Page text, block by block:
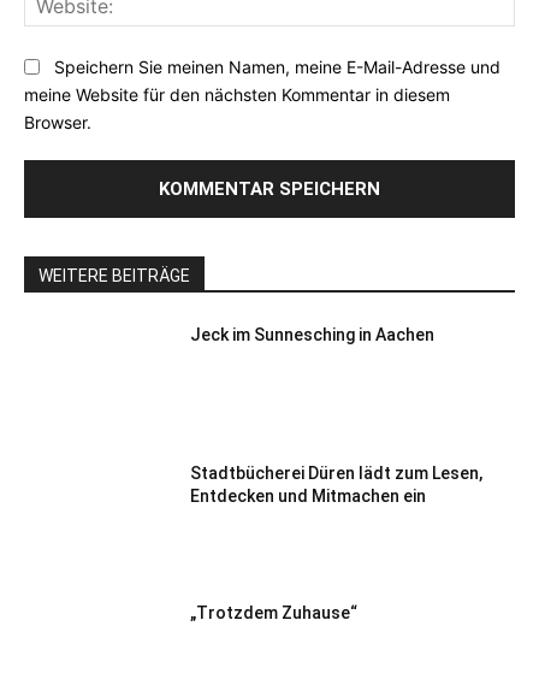
Speichern Sie meinen Namen, meine E-Mail-Adresse und
meine Website für den nächsten Kommentar in diesem
Browser.
WEITERE BEITRÄGE
Jeck im Sunnesching in Aachen
Stadtbücherei Düren lädt zum Lesen,
Entdecken und Mitmachen ein
„Trotzdem Zuhause“